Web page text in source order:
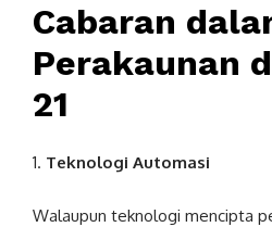
Cabaran
Perakaunan
21
1. Teknologi Automasi
Walaupun teknologi mencipta